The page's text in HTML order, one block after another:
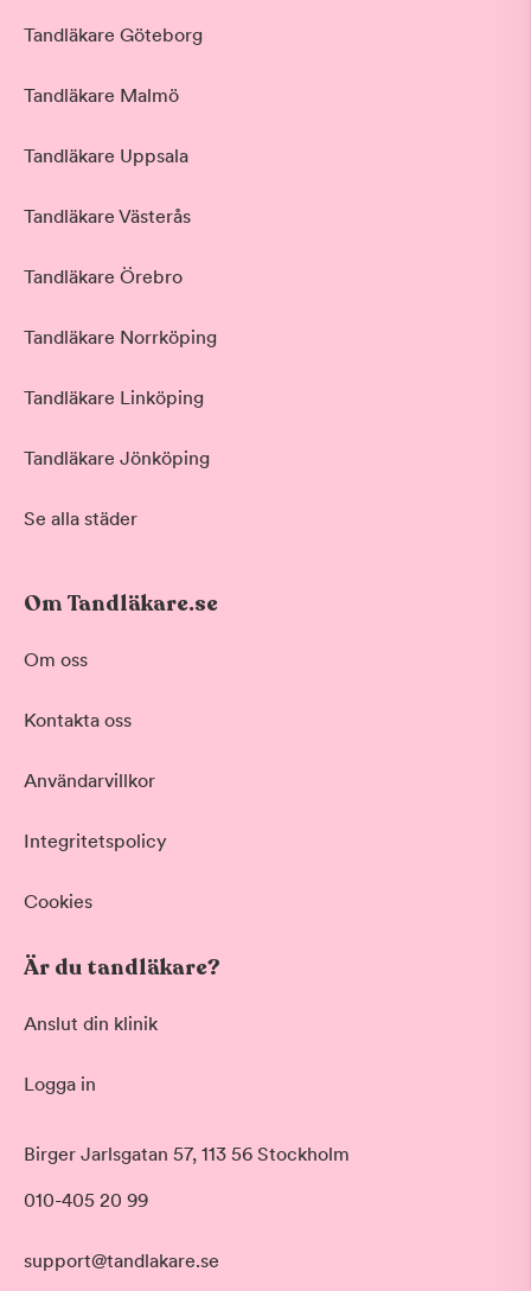
Akut tandvård
Basundersökning
Hygienistbehandling
Professionell rengöring och puts
Morgon
Klockan 09:00 - 12:00
Tandläkare Göteborg
Tandläkare Malmö
Tandläkare Uppsala
Tandläkare Västerås
Tandläkare Örebro
Tandläkare Norrköping
Tandläkare Linköping
Tandläkare Jönköping
Se alla städer
Om Tandläkare.se
Om oss
Kontakta oss
Användarvillkor
Integritetspolicy
Cookies
Är du tandläkare?
Anslut din klinik
Logga in
Birger Jarlsgatan 57, 113 56 Stockholm
010-405 20 99
support@tandlakare.se